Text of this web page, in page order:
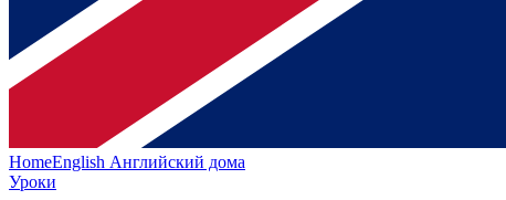
HomeEnglish Английский дома
Уроки